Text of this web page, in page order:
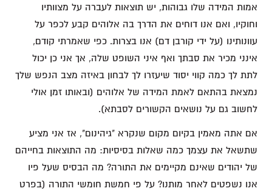
אמות המידה שלו גבוהות, יש תוצאות לעברה על מצוותיו
וחוקיו, ואם אנו דוחים את הדרך בה אלוהים קבע לכפר על
עוונותינו (על ידי קורבן דם) אנו בצרות. כפי שאמרתי קודם,
אינני מכיר את סבתך ואף איני השופט שלה, אך אני כן יכול
לתת לך כמה קווי יסוד שיעזרו לך לבחון באיזה מצב הנפש שלך
נמצאת בהתאם לאמת המידה של אלוהים (ובאותו זמן אולי
לחשוב גם על נושאים הקשורים לסבתא).
אם אתה מאמין בקיום מקום שנקרא "גיהינום", אז אני מציע
שתשאל את עצמך כמה שאלות בסיסיות: מה התוצאות בחייהם
של יהודים שאינם מקיימים את התורה? מה הבסיס שעל פיו
אנו נשפטים לאחר מותנו? על פי חמשת חומשי התורה (בפרט